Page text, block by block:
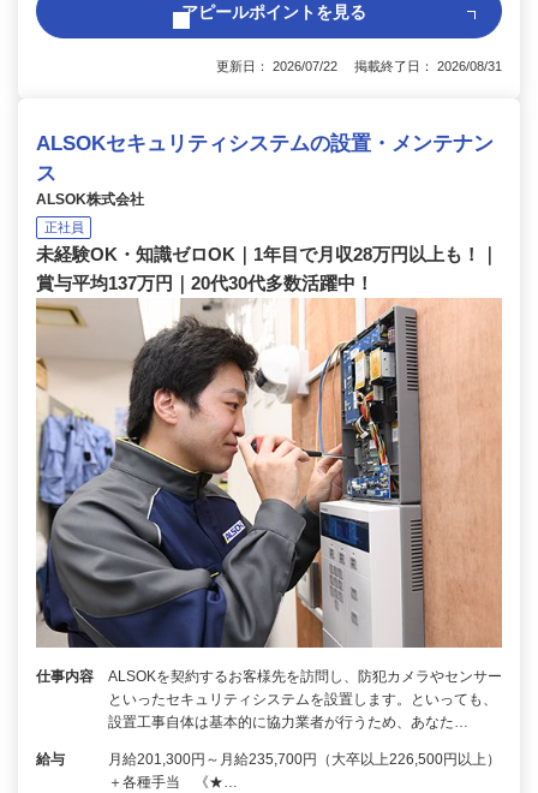
アピールポイントを見る
更新日： 2026/07/22 掲載終了日： 2026/08/31
ALSOKセキュリティシステムの設置・メンテナン
ス
ALSOK株式会社
正社員
未経験OK・知識ゼロOK｜1年目で月収28万円以上も！｜
賞与平均137万円｜20代30代多数活躍中！
仕事内容
ALSOKを契約するお客様先を訪問し、防犯カメラやセンサー
といったセキュリティシステムを設置します。といっても、
設置工事自体は基本的に協力業者が行うため、あなた…
給与
月給201,300円～月給235,700円（大卒以上226,500円以上）
＋各種手当 《★…